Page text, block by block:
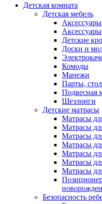
Детская комната
Детская мебель
Детские
Доски и
Комоды
Манежи
Парты,
Подвесная
Шезлонги
Детские матрасы
Матрасы
Матрасы
Матрасы
Матрасы
Матрасы
Матрасы
Матрасы
Безопасность